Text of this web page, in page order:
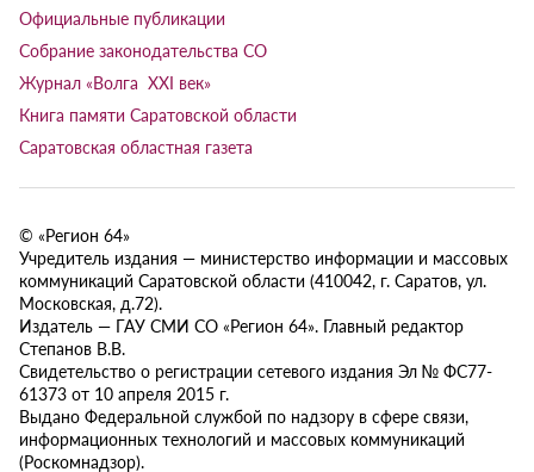
Официальные публикации
Собрание законодательства СО
Журнал «Волга XXI век»
Книга памяти Саратовской области
Саратовская областная газета
© «Регион 64»
Учредитель издания — министерство информации и массовых
коммуникаций Саратовской области (410042, г. Саратов, ул.
Московская, д.72).
Издатель — ГАУ СМИ СО «Регион 64». Главный редактор
Степанов В.В.
Свидетельство о регистрации сетевого издания Эл № ФС77-
61373 от 10 апреля 2015 г.
Выдано Федеральной службой по надзору в сфере связи,
информационных технологий и массовых коммуникаций
(Роскомнадзор).